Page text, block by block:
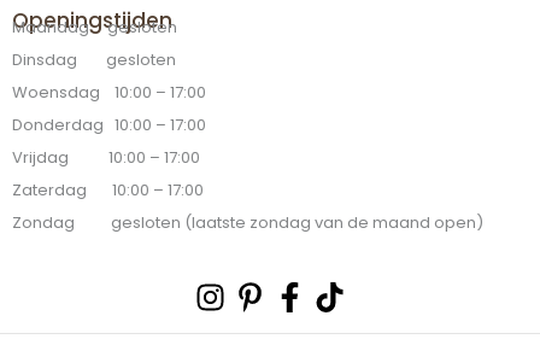
Openingstijden
Maandag gesloten
Dinsdag gesloten
Woensdag 10:00 – 17:00
Donderdag 10:00 – 17:00
Vrijdag 10:00 – 17:00
Zaterdag 10:00 – 17:00
Zondag gesloten (laatste zondag van de maand open)
Instagram
Pinterest-
p
Facebook-
f
Tiktok